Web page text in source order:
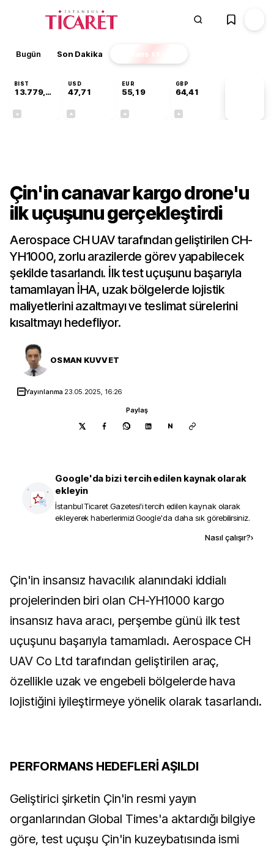
Bugün Son Dakika Finans EKSTRA
BIST
13.779,39
USD
47,71
EUR
55,19
GBP
64,41
Çin'in canavar kargo drone'u
ilk uçuşunu gerçekleştirdi
Aerospace CH UAV tarafından geliştirilen CH-
YH1000, zorlu arazilerde görev yapabilecek
şekilde tasarlandı. İlk test uçuşunu başarıyla
tamamlayan İHA, uzak bölgelerde lojistik
maliyetlerini azaltmayı ve teslimat sürelerini
kısaltmayı hedefliyor.
OSMAN KUVVET
Yayınlanma 23.05.2025, 16:26
Paylaş
N
Google'da bizi tercih edilen kaynak olarak
ekleyin
İstanbul Ticaret Gazetesi'i tercih edilen kaynak olarak
ekleyerek haberlerimizi Google'da daha sık görebilirsiniz.
Nasıl çalışır?›
Çin'in insansız havacılık alanındaki iddialı
projelerinden biri olan CH-YH1000 kargo
insansız hava aracı, perşembe günü ilk test
uçuşunu başarıyla tamamladı. Aerospace CH
UAV Co Ltd tarafından geliştirilen araç,
özellikle uzak ve engebeli bölgelerde hava
lojistiğini iyileştirmeye yönelik olarak tasarlandı.
PERFORMANS HEDEFLERİ AŞILDI
Geliştirici şirketin Çin'in resmi yayın
organlarından Global Times'a aktardığı bilgiye
göre, test uçuşu Çin'in kuzeybatısında ismi